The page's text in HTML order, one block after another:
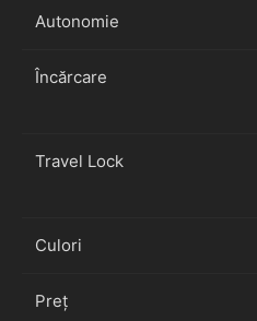
Autonomie
Încărcare
Travel Lock
Culori
Preț